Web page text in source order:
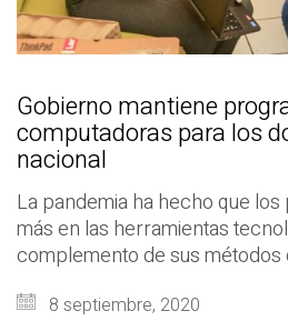
Gobierno mantiene
computadoras para los
nacional
La pandemia ha hecho que
más en las herramientas
complemento de sus métodos
8 septiembre, 2020